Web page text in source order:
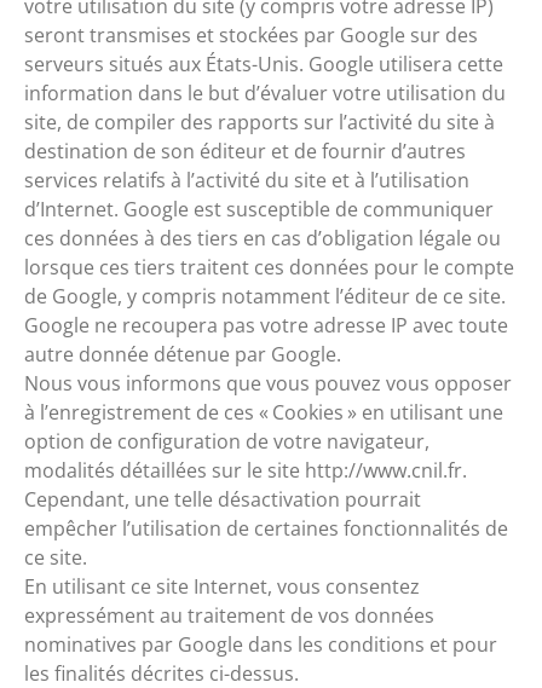
votre utilisation du site (y compris votre adresse IP)
seront transmises et stockées par Google sur des
serveurs situés aux États-Unis. Google utilisera cette
information dans le but d’évaluer votre utilisation du
site, de compiler des rapports sur l’activité du site à
destination de son éditeur et de fournir d’autres
services relatifs à l’activité du site et à l’utilisation
d’Internet. Google est susceptible de communiquer
ces données à des tiers en cas d’obligation légale ou
lorsque ces tiers traitent ces données pour le compte
de Google, y compris notamment l’éditeur de ce site.
Google ne recoupera pas votre adresse IP avec toute
autre donnée détenue par Google.
Nous vous informons que vous pouvez vous opposer
à l’enregistrement de ces « Cookies » en utilisant une
option de configuration de votre navigateur,
modalités détaillées sur le site http://www.cnil.fr.
Cependant, une telle désactivation pourrait
empêcher l’utilisation de certaines fonctionnalités de
ce site.
En utilisant ce site Internet, vous consentez
expressément au traitement de vos données
nominatives par Google dans les conditions et pour
les finalités décrites ci-dessus.